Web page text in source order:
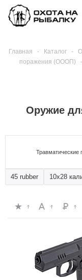
Главная - Каталог -
поражения (ОООП)
-
Оружие
Травматические
45 rubber 10х28